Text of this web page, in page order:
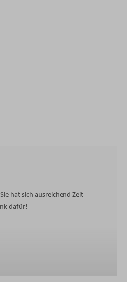
hat sich ausreichend Zeit
dafür!